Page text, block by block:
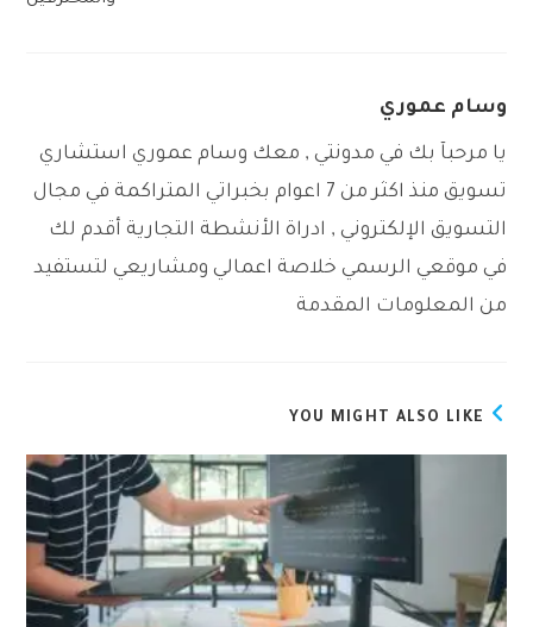
وسام عموري
يا مرحبآ بك في مدونتي , معك وسام عموري استشاري
تسويق منذ اكثر من 7 اعوام بخبراتي المتراكمة في مجال
التسويق الإلكتروني , ادراة الأنشطة التجارية أقدم لك
في موقعي الرسمي خلاصة اعمالي ومشاريعي لتستفيد
من المعلومات المقدمة
YOU MIGHT ALSO LIKE